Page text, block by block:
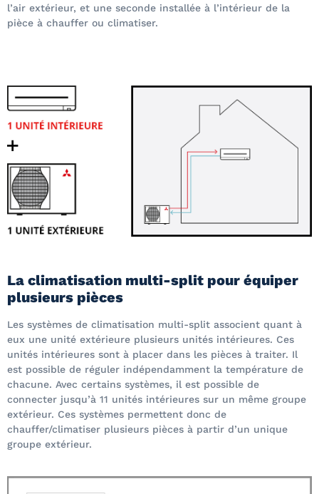
l’air extérieur, et une seconde installée à l’intérieur de la
pièce à chauffer ou climatiser.
La climatisation multi-split pour équiper
plusieurs pièces
Les systèmes de climatisation multi-split associent quant à
eux une unité extérieure plusieurs unités intérieures. Ces
unités intérieures sont à placer dans les pièces à traiter. Il
est possible de réguler indépendamment la température de
chacune. Avec certains systèmes, il est possible de
connecter jusqu’à 11 unités intérieures sur un même groupe
extérieur. Ces systèmes permettent donc de
chauffer/climatiser plusieurs pièces à partir d’un unique
groupe extérieur.